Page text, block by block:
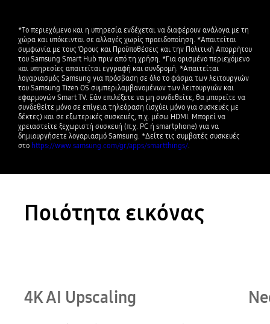
*Το περιεχόμενο και η υπηρεσία ενδέχεται να διαφέρουν ανάλογα με τη
χώρα και υπόκεινται σε αλλαγές χωρίς προειδοποίηση. *Απαιτείται
συμφωνία με τους Όρους και Προϋποθέσεις και την Πολιτική Απορρήτου
του Samsung Smart Hub πριν από τη χρήση. *Για ορισμένο περιεχόμενο
και υπηρεσίες απαιτείται εγγραφή και συνδρομή. *Απαιτείται
λογαριασμός Samsung για πρόσβαση σε όλο το φάσμα των λειτουργιών
του Samsung Tizen OS συμπεριλαμβανομένων των λειτουργιών και
εφαρμογών Smart TV. Εάν επιλέξετε να μη συνδεθείτε, θα μπορείτε να
συνδεθείτε μόνο σε επίγεια τηλεόραση (ισχύει μόνο για συσκευές με
δέκτες) και σε εξωτερικές συσκευές, π.χ. μέσω HDMI. Μπορεί να
χρειαστείτε ξεχωριστή συσκευή (π.χ. PC ή smartphone) για να
δημιουργήσετε λογαριασμό Samsung. *Δείτε τις συμβατές συσκευές
στο https://www.samsung.com/gr/apps/smartthings/.
Ποιότητα εικόνας
4K AI Upscaling